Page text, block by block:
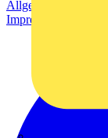
Allgemeine
Impressum